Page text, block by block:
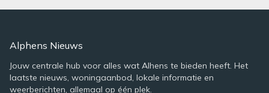
Alphens Nieuws
Jouw centrale hub voor alles wat Alhens te bieden heeft. Het
laatste nieuws, woningaanbod, lokale informatie en
weerberichten, allemaal op één plek.